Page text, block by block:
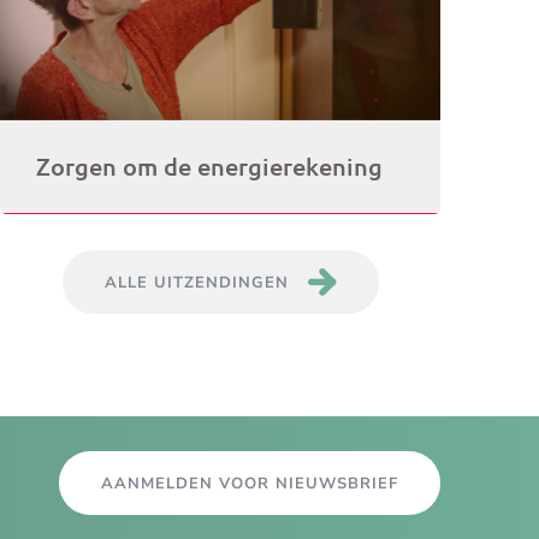
Zorgen om de energierekening
ALLE UITZENDINGEN
AANMELDEN VOOR NIEUWSBRIEF